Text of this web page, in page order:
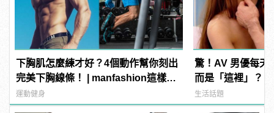
下胸肌怎麼練才好？4個動作幫你刻出
完美下胸線條！ | manfashion這樣變
型男
運動健身
驚！AV 男優每天
而是「這裡」？ |
型男
生活話題